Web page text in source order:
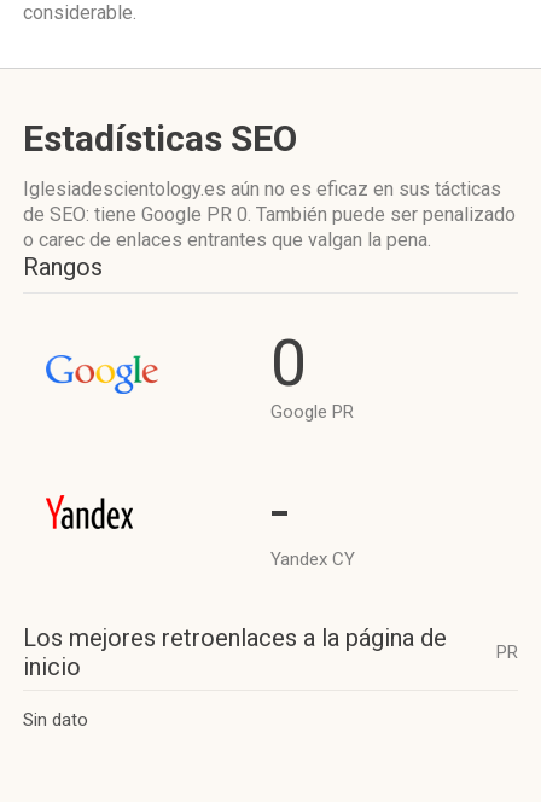
considerable.
Estadísticas SEO
Iglesiadescientology.es aún no es eficaz en sus tácticas
de SEO: tiene Google PR 0. También puede ser penalizado
o carec de enlaces entrantes que valgan la pena.
Rangos
0
Google PR
-
Yandex CY
Los mejores retroenlaces a la página de
inicio
PR
Sin dato